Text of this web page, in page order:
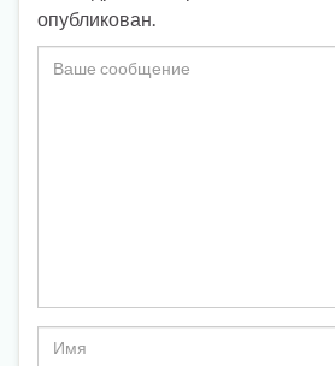
опубликован.